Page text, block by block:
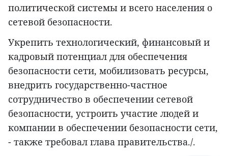
политической системы и всего населения о
сетевой безопасности.
Укрепить технологический, финансовый и
кадровый потенциал для обеспечения
безопасности сети, мобилизовать ресурсы,
внедрить государственно-частное
сотрудничество в обеспечении сетевой
безопасности, устроить участие людей и
компании в обеспечении безопасности сети,
- также требовал глава правительства./.